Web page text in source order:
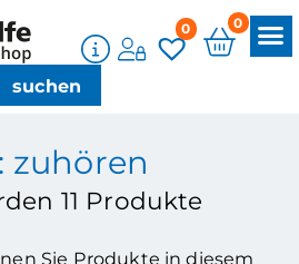
0 0
zuhören
11 Produkte
Sie Produkte in diesem